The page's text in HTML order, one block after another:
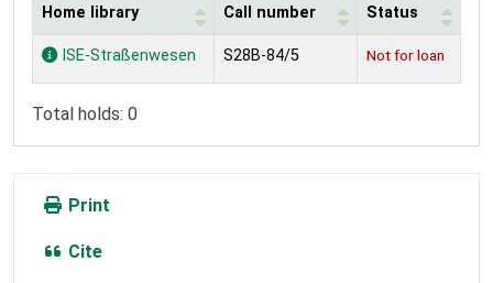
Holdings
Home library Call number Status
ISE-Straßenwesen S28B-84/5 Not for loan
Total holds: 0
Print
Cite